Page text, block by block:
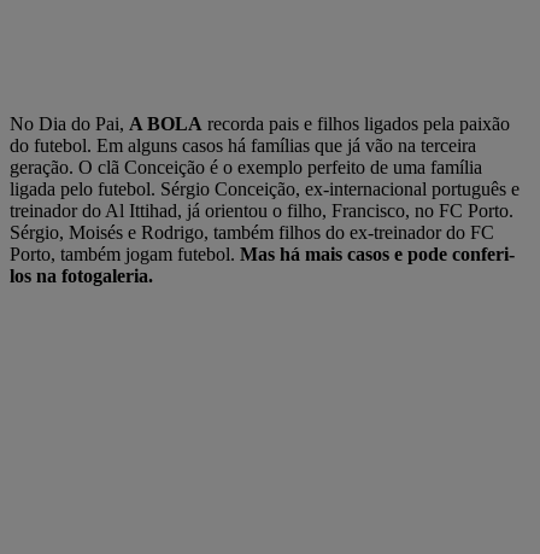
No Dia do Pai, A BOLA recorda pais e filhos ligados pela paixão
do futebol. Em alguns casos há famílias que já vão na terceira
geração. O clã Conceição é o exemplo perfeito de uma família
ligada pelo futebol. Sérgio Conceição, ex-internacional português e
treinador do Al Ittihad, já orientou o filho, Francisco, no FC Porto.
Sérgio, Moisés e Rodrigo, também filhos do ex-treinador do FC
Porto, também jogam futebol. Mas há mais casos e pode conferi-
los na fotogaleria.